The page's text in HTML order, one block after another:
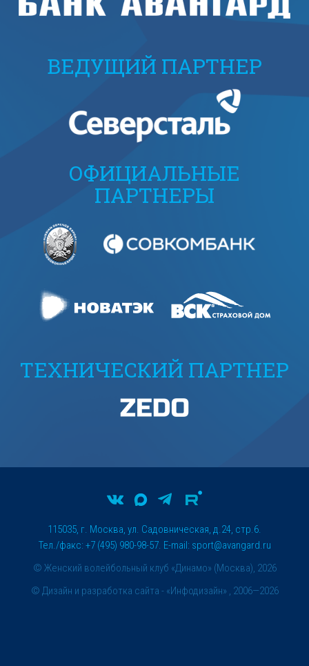
ВЕДУЩИЙ ПАРТНЕР
ОФИЦИАЛЬНЫЕ
ПАРТНЕРЫ
ТЕХНИЧЕСКИЙ ПАРТНЕР
© Женский волейбольный клуб «Динамо» (Москва), 2026
115035, г. Москва, ул. Садовническая, д.24, стр.6.
Тел./факс: +7 (495) 980-98-57. E-mail: sport@avangard.ru
© Дизайн и разработка сайта - «Инфодизайн» , 2006—2026